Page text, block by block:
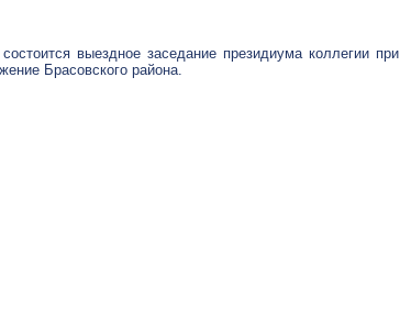
выездное заседание президиума коллегии при
Брасовского района.